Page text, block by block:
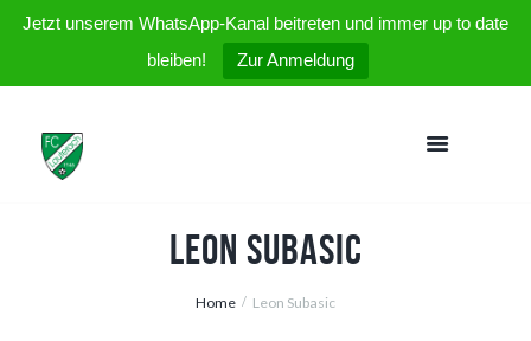
Jetzt unserem WhatsApp-Kanal beitreten und immer up to date
bleiben!
Zur Anmeldung
Leon Subasic
Home Leon Subasic